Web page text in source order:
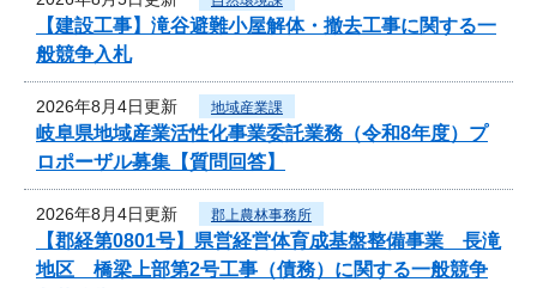
【建設工事】滝谷避難小屋解体・撤去工事に関する一
般競争入札
2026年8月4日更新 地域産業課
岐阜県地域産業活性化事業委託業務（令和8年度）プ
ロポーザル募集【質問回答】
2026年8月4日更新 郡上農林事務所
【郡経第0801号】県営経営体育成基盤整備事業 長滝
地区 橋梁上部第2号工事（債務）に関する一般競争